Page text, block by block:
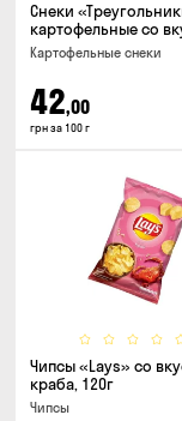
Снеки
картофельные со
сметаны с луком
Картофельные снеки
42,00
грн за 100 г
Чипсы «Lays» со
краба, 120г
Чипсы